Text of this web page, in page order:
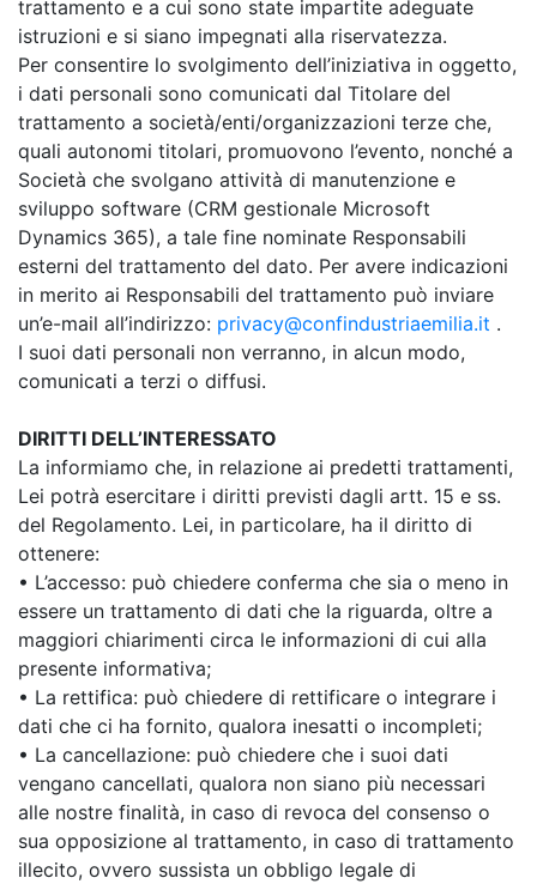
trattamento e a cui sono state impartite adeguate
istruzioni e si siano impegnati alla riservatezza.
Per consentire lo svolgimento dell’iniziativa in oggetto,
i dati personali sono comunicati dal Titolare del
trattamento a società/enti/organizzazioni terze che,
quali autonomi titolari, promuovono l’evento, nonché a
Società che svolgano attività di manutenzione e
sviluppo software (CRM gestionale Microsoft
Dynamics 365), a tale fine nominate Responsabili
esterni del trattamento del dato. Per avere indicazioni
in merito ai Responsabili del trattamento può inviare
un’e-mail all’indirizzo: privacy@confindustriaemilia.it .
I suoi dati personali non verranno, in alcun modo,
comunicati a terzi o diffusi.
DIRITTI DELL’INTERESSATO
La informiamo che, in relazione ai predetti trattamenti,
Lei potrà esercitare i diritti previsti dagli artt. 15 e ss.
del Regolamento. Lei, in particolare, ha il diritto di
ottenere:
• L’accesso: può chiedere conferma che sia o meno in
essere un trattamento di dati che la riguarda, oltre a
maggiori chiarimenti circa le informazioni di cui alla
presente informativa;
• La rettifica: può chiedere di rettificare o integrare i
dati che ci ha fornito, qualora inesatti o incompleti;
• La cancellazione: può chiedere che i suoi dati
vengano cancellati, qualora non siano più necessari
alle nostre finalità, in caso di revoca del consenso o
sua opposizione al trattamento, in caso di trattamento
illecito, ovvero sussista un obbligo legale di